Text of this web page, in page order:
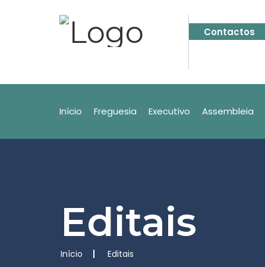
Contactos
Início Freguesia Executivo Assembleia
Editais
Início Editais